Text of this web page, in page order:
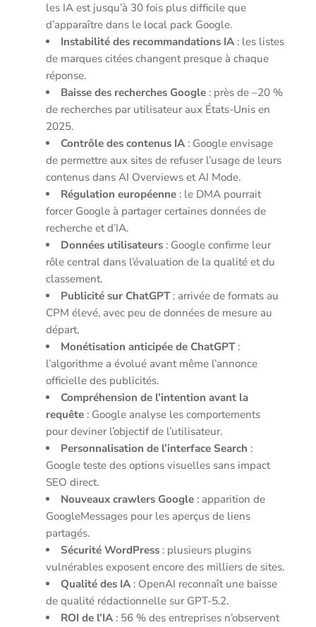
les IA est jusqu’à 30 fois plus difficile que
d’apparaître dans le local pack Google.
Instabilité des recommandations IA: les listes
de marques citées changent presque à chaque
réponse.
Baisse des recherches Google: près de –20 %
de recherches par utilisateur aux États-Unis en
2025.
Contrôle des contenus IA: Google envisage
de permettre aux sites de refuser l’usage de leurs
contenus dans AI Overviews et AI Mode.
Régulation européenne: le DMA pourrait
forcer Google à partager certaines données de
recherche et d’IA.
Données utilisateurs: Google confirme leur
rôle central dans l’évaluation de la qualité et du
classement.
Publicité sur ChatGPT: arrivée de formats au
CPM élevé, avec peu de données de mesure au
départ.
Monétisation anticipée de ChatGPT:
l’algorithme a évolué avant même l’annonce
officielle des publicités.
Compréhension de l’intention avant la
requête: Google analyse les comportements
pour deviner l’objectif de l’utilisateur.
Personnalisation de l’interface Search :
Google teste des options visuelles sans impact
SEO direct.
Nouveaux crawlers Google: apparition de
GoogleMessages pour les aperçus de liens
partagés.
Sécurité WordPress: plusieurs plugins
vulnérables exposent encore des milliers de sites.
Qualité des IA: OpenAI reconnaît une baisse
de qualité rédactionnelle sur GPT-5.2.
ROI de l’IA: 56 % des entreprises n’observent